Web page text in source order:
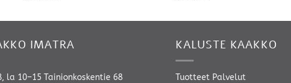
IMATRA
la 10–15 Tainionkoskentie 68
KALUSTE KAAKKO
Tuotteet Palvelut